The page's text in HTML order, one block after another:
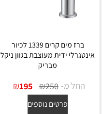
ברז מים קרים 1339 לכיור
אינטגרלי ידית מעוצבת בגוון ניקל
מבריק
החל מ- ₪250
₪195
פרטים נוספים